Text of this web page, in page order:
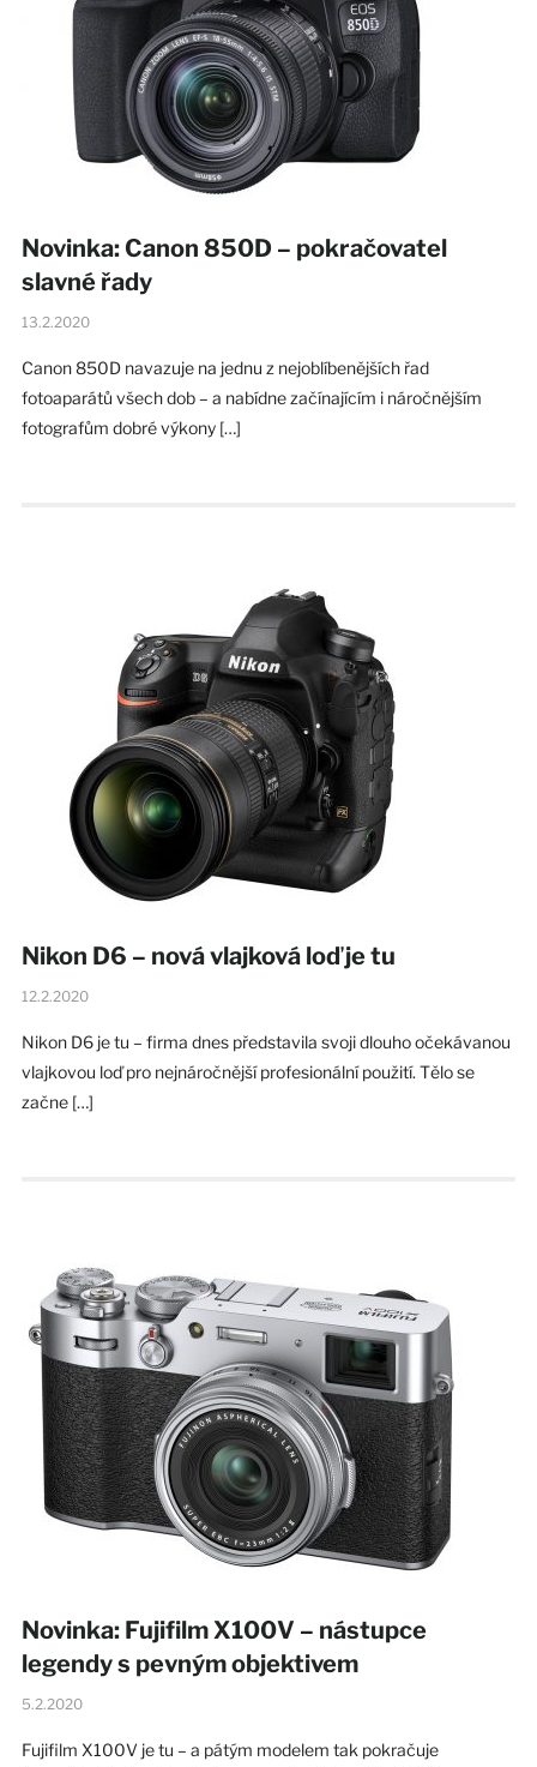
Novinka: Canon 850D – pokračovatel
slavné řady
13.2.2020
Canon 850D navazuje na jednu z nejoblíbenějších řad
fotoaparátů všech dob – a nabídne začínajícím i náročnějším
fotografům dobré výkony […]
Nikon D6 – nová vlajková loď je tu
12.2.2020
Nikon D6 je tu – firma dnes představila svoji dlouho očekávanou
vlajkovou loď pro nejnáročnější profesionální použití. Tělo se
začne […]
Novinka: Fujifilm X100V – nástupce
legendy s pevným objektivem
5.2.2020
Fujifilm X100V je tu – a pátým modelem tak pokračuje